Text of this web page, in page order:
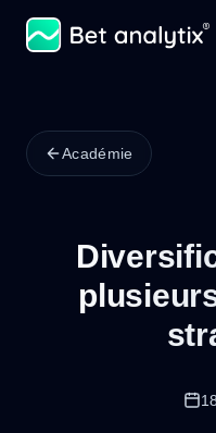
Académie